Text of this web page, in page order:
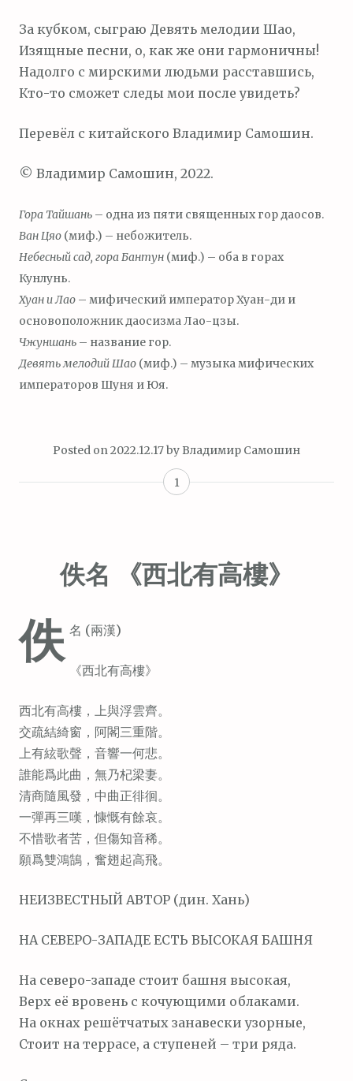
За кубком, сыграю Девять мелодии Шао,
Изящные песни, о, как же они гармоничны!
Надолго с мирскими людьми расставшись,
Кто-то сможет следы мои после увидеть?
Перевёл с китайского Владимир Самошин.
© Владимир Самошин, 2022.
Гора Тайшань – одна из пяти священных гор даосов.
Ван Цяо (миф.) – небожитель.
Небесный сад, гора Бантун (миф.) – оба в горах
Кунлунь.
Хуан и Лао – мифический император Хуан-ди и
основоположник даосизма Лао-цзы.
Чжуншань – название гор.
Девять мелодий Шао (миф.) – музыка мифических
императоров Шуня и Юя.
Posted on 2022.12.17by Владимир Самошин
1
佚名 《西北有高樓》
佚 名 (兩漢)
《西北有高樓》
西北有高樓，上與浮雲齊。
交疏結綺窗，阿閣三重階。
上有絃歌聲，音響一何悲。
誰能爲此曲，無乃杞梁妻。
清商隨風發，中曲正徘徊。
一彈再三嘆，慷慨有餘哀。
不惜歌者苦，但傷知音稀。
願爲雙鴻鵠，奮翅起高飛。
НЕИЗВЕСТНЫЙ АВТОР (дин. Хань)
НА СЕВЕРО-ЗАПАДЕ ЕСТЬ ВЫСОКАЯ БАШНЯ
На северо-западе стоит башня высокая,
Верх её вровень с кочующими облаками.
На окнах решётчатых занавески узорные,
Стоит на террасе, а ступеней – три ряда.